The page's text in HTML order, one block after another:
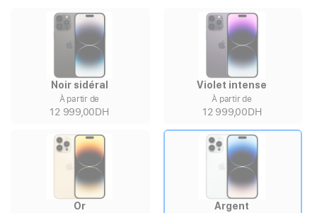
Noir sidéral
À partir de
12 999,00DH
Violet intense
À partir de
12 999,00DH
Or Argent